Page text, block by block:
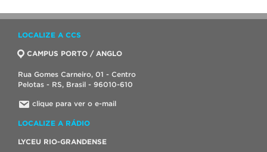
LOCALIZE A CCS
CAMPUS PORTO / ANGLO
Rua Gomes Carneiro, 01 - Centro
Pelotas - RS, Brasil - 96010-610
clique para ver o e-mail
LOCALIZE A RÁDIO
LYCEU RIO-GRANDENSE